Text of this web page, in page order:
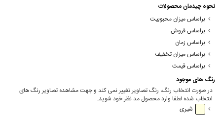
نحوه چیدمان محصولات
براساس میزان محبوبیت
براساس فروش
براساس زمان
براساس میزان تخفیف
براساس قیمت
رنگ های موجود
در صورت انتخاب رنگ، رنگ تصاویر تغییر نمی کند و جهت مشاهده تصاویر رنگ های
انتخاب شده لطفا وارد محصول مد نظر خود شوید.
شیری